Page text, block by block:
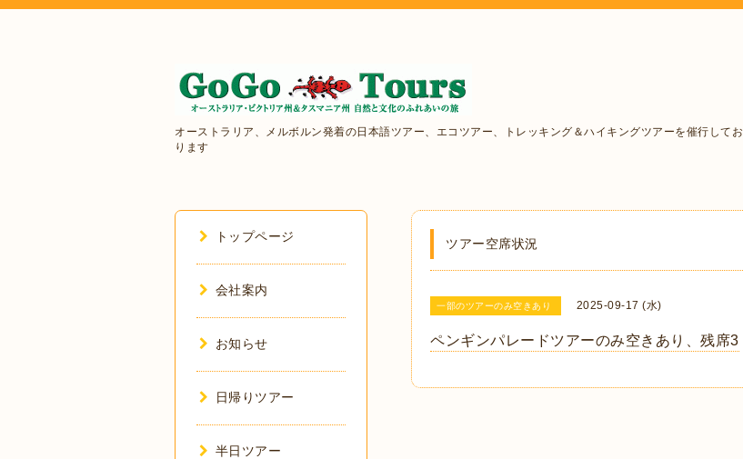
オーストラリア、メルボルン発着の日本語ツアー、エコツアー、トレッキング＆ハイキングツアーを催行してお
ります
ツアー空席状況
一部のツアーのみ空きあり 2025-09-17 (水)
ペンギンパレードツアーのみ空きあり、残席3
トップページ
会社案内
お知らせ
日帰りツアー
半日ツアー